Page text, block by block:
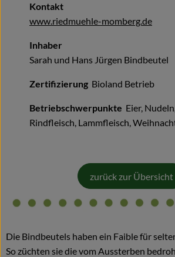
Wir empfehlen
So geht's
Über uns
Veranstaltungen
Kontakt
www.riedmuehle-momberg.de
Inhaber
Sarah und Hans Jürgen Bindbeutel
Zertifizierung Bioland Betrieb
Betriebschwerpunkte Eier,
Rindfleisch, Lammfleisch,
zurück zur Übersicht
Die Bindbeutels haben ein Faible für
So züchten sie die vom Aussterben